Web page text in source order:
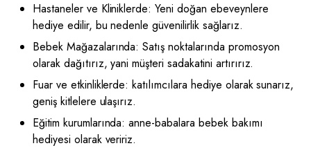
Hastaneler ve Kliniklerde: Yeni doğan ebeveynlere
hediye edilir, bu nedenle güvenilirlik sağlarız.
Bebek Mağazalarında: Satış noktalarında promosyon
olarak dağıtırız, yani müşteri sadakatini artırırız.
Fuar ve etkinliklerde: katılımcılara hediye olarak sunarız,
geniş kitlelere ulaşırız.
Eğitim kurumlarında: anne-babalara bebek bakımı
hediyesi olarak veririz.